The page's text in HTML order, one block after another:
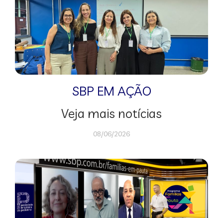
SBP EM AÇÃO
Veja mais notícias
08/06/2026